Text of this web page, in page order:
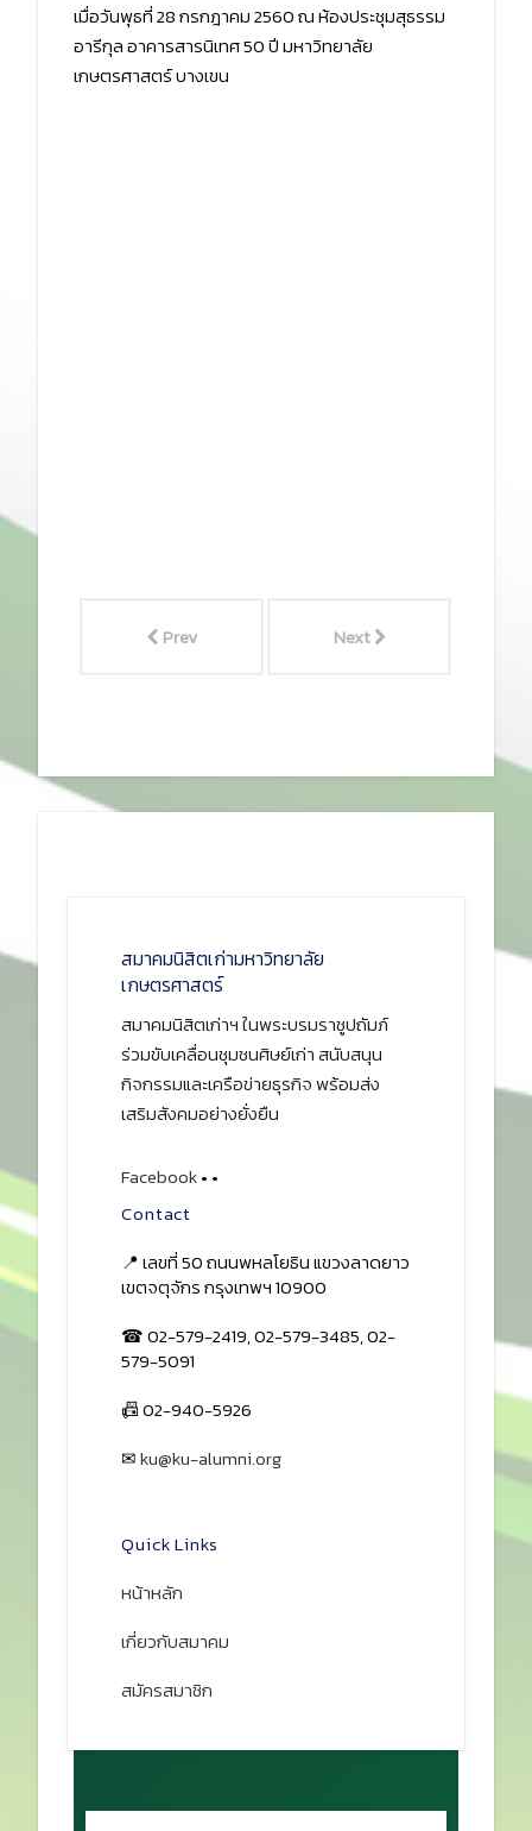
เมื่อวันพุธที่ 28 กรกฎาคม 2560 ณ ห้องประชุมสุธรรม
อารีกุล อาคารสารนิเทศ 50 ปี มหาวิทยาลัย
เกษตรศาสตร์ บางเขน
Prev
เกษตรศาสตร์